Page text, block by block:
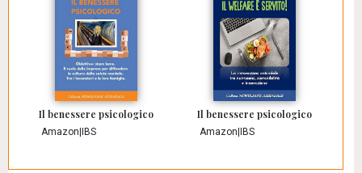
Il benessere psicologico
Amazon IBS
Il benessere psicologico
Amazon IBS